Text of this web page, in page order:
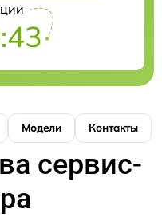
Модели Контакты
сервис-